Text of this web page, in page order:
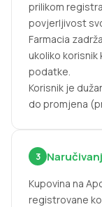
prilikom
povjerljivost
Farmacia
ukoliko korisnik
podatke.
Korisnik je
do promjena
3
Kupovina na
registrovane